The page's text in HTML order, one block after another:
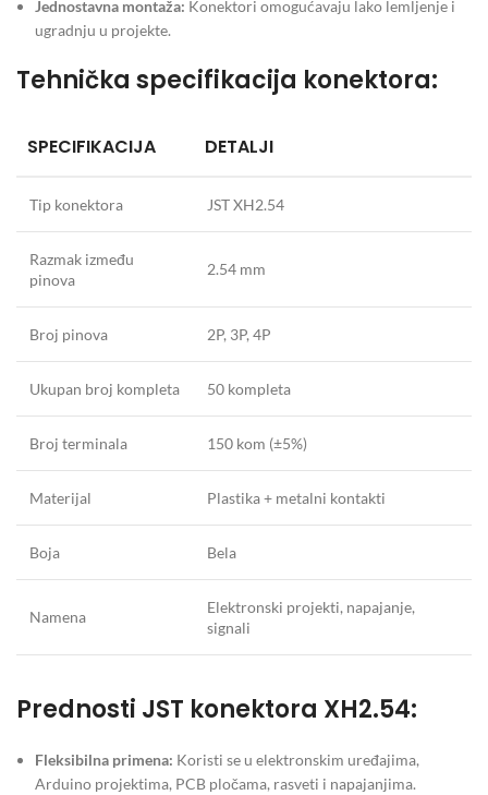
Jednostavna montaža: Konektori omogućavaju lako lemljenje i
ugradnju u projekte.
Tehnička specifikacija konektora:
SPECIFIKACIJA DETALJI
Tip konektora JST XH2.54
Razmak između
pinova
2.54 mm
Broj pinova 2P, 3P, 4P
Ukupan broj kompleta 50 kompleta
Broj terminala 150 kom (±5%)
Materijal Plastika + metalni kontakti
Boja Bela
Namena
Elektronski projekti, napajanje,
signali
Prednosti JST konektora XH2.54:
Fleksibilna primena: Koristi se u elektronskim uređajima,
Arduino projektima, PCB pločama, rasveti i napajanjima.